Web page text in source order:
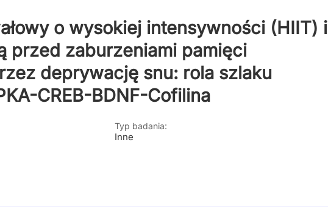
o wysokiej intensywności (HIIT) i
przed zaburzeniami pamięci
deprywację snu: rola szlaku
CREB-BDNF-Cofilina
Typ badania:
Inne